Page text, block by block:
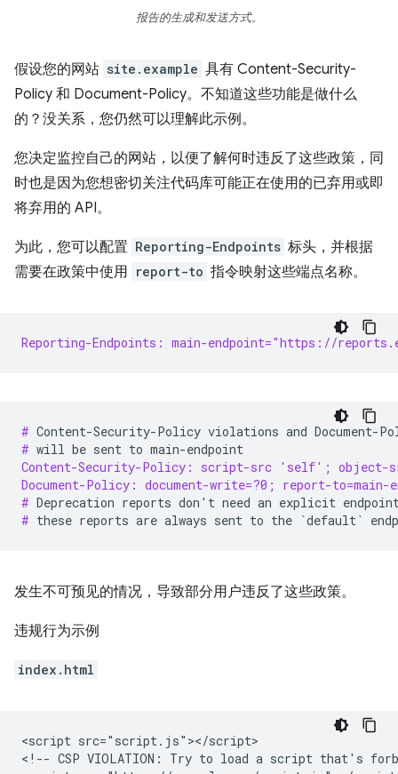
报告的生成和发送方式。
假设您的网站 site.example 具有 Content-Security-
Policy 和 Document-Policy。不知道这些功能是做什么
的？没关系，您仍然可以理解此示例。
您决定监控自己的网站，以便了解何时违反了这些政策，同
时也是因为您想密切关注代码库可能正在使用的已弃用或即
将弃用的 API。
为此，您可以配置 Reporting-Endpoints 标头，并根据
需要在政策中使用 report-to 指令映射这些端点名称。
Reporting-Endpoints: main-endpoint="https://
# Content-Security-Policy violations and Document-
# will be sent to
Content-Security-Policy: script-src 'self'; object-
Document-Policy: document-write=?0; report-to=main-
# Deprecation reports don ' t need an explicit
# these reports are always sent to the `default `
发生不可预见的情况，导致部分用户违反了这些政策。
违规行为示例
index.html
<script src="script.js"></script>
<!-- CSP VIOLATION: Try to load a script that's